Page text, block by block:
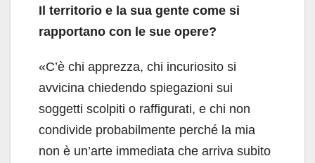
Il territorio e la sua gente come si
rapportano con le sue opere?
«C’è chi apprezza, chi incuriosito si
avvicina chiedendo spiegazioni sui
soggetti scolpiti o raffigurati, e chi non
condivide probabilmente perché la mia
non è un’arte immediata che arriva subito